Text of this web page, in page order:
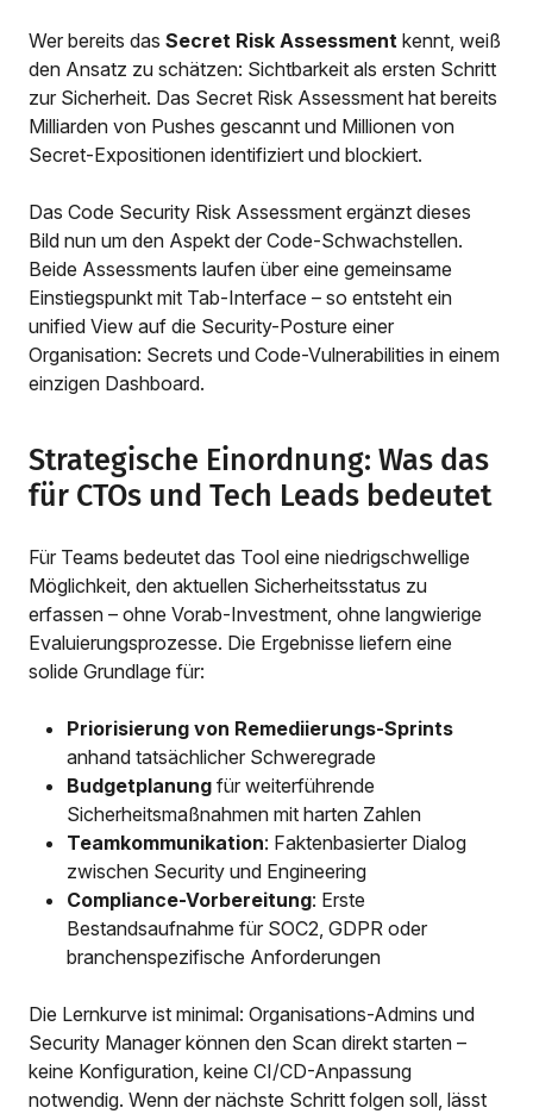
Wer bereits das Secret Risk Assessment kennt, weiß
den Ansatz zu schätzen: Sichtbarkeit als ersten Schritt
zur Sicherheit. Das Secret Risk Assessment hat bereits
Milliarden von Pushes gescannt und Millionen von
Secret-Expositionen identifiziert und blockiert.
Das Code Security Risk Assessment ergänzt dieses
Bild nun um den Aspekt der Code-Schwachstellen.
Beide Assessments laufen über eine gemeinsame
Einstiegspunkt mit Tab-Interface – so entsteht ein
unified View auf die Security-Posture einer
Organisation: Secrets und Code-Vulnerabilities in einem
einzigen Dashboard.
Strategische Einordnung: Was das
für CTOs und Tech Leads bedeutet
Für Teams bedeutet das Tool eine niedrigschwellige
Möglichkeit, den aktuellen Sicherheitsstatus zu
erfassen – ohne Vorab-Investment, ohne langwierige
Evaluierungsprozesse. Die Ergebnisse liefern eine
solide Grundlage für:
Priorisierung von Remediierungs-Sprints
anhand tatsächlicher Schweregrade
Budgetplanung für weiterführende
Sicherheitsmaßnahmen mit harten Zahlen
Teamkommunikation: Faktenbasierter Dialog
zwischen Security und Engineering
Compliance-Vorbereitung: Erste
Bestandsaufnahme für SOC2, GDPR oder
branchenspezifische Anforderungen
Die Lernkurve ist minimal: Organisations-Admins und
Security Manager können den Scan direkt starten –
keine Konfiguration, keine CI/CD-Anpassung
notwendig. Wenn der nächste Schritt folgen soll, lässt